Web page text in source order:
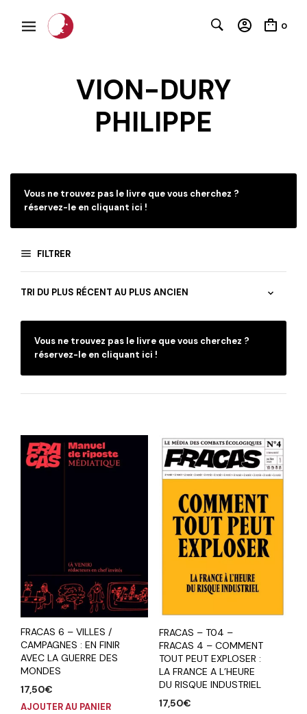
0
VION-DURY
PHILIPPE
Vous ne trouvez pas le livre que vous cherchez ?
réservez-le en cliquant ici !
FILTRER
Vous ne trouvez pas le livre que vous cherchez ?
réservez-le en cliquant ici !
FRACAS 6 – VILLES /
CAMPAGNES : EN FINIR
AVEC LA GUERRE DES
MONDES
17,50€
AJOUTER AU PANIER
FRACAS – T04 –
FRACAS 4 – COMMENT
TOUT PEUT EXPLOSER :
LA FRANCE A L’HEURE
DU RISQUE INDUSTRIEL
17,50€